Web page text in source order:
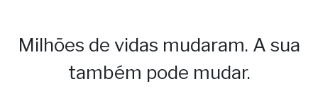
Milhões de vidas mudaram. A sua
também pode mudar.